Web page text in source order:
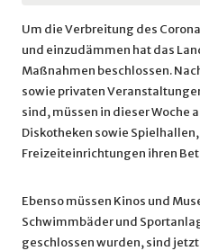
Um die Verbreitung des
und einzudämmen hat das
Maßnahmen beschlossen.
sowie privaten
sind, müssen in dieser Woche
Diskotheken sowie
Freizeiteinrichtungen ihren
Ebenso müssen Kinos und
Schwimmbäder und
geschlossen wurden, sind